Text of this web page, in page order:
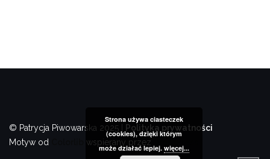
© Patrycja Piwowarska 2025 | Polityka prywatności
Motyw od
wspierany przez
Strona używa ciasteczek
(cookies), dzięki którym
może działać lepiej. więcej...